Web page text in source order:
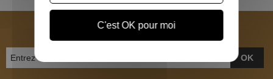
Vêtements hommes
NEWSLETTER
OK
C'est OK pour moi